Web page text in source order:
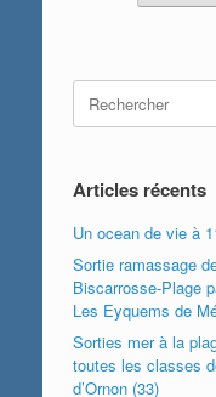
Search
for:
Articles récents
Un ocean de vie à
Sortie ramassage
Biscarrosse-Plage
Les Eyquems de
Sorties mer à la
toutes les classes
d’Ornon (33)